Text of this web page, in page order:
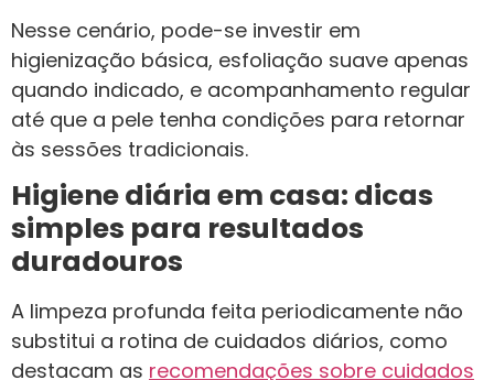
Nesse cenário, pode-se investir em
higienização básica, esfoliação suave apenas
quando indicado, e acompanhamento regular
até que a pele tenha condições para retornar
às sessões tradicionais.
Higiene diária em casa: dicas
simples para resultados
duradouros
A limpeza profunda feita periodicamente não
substitui a rotina de cuidados diários, como
destacam as recomendações sobre cuidados